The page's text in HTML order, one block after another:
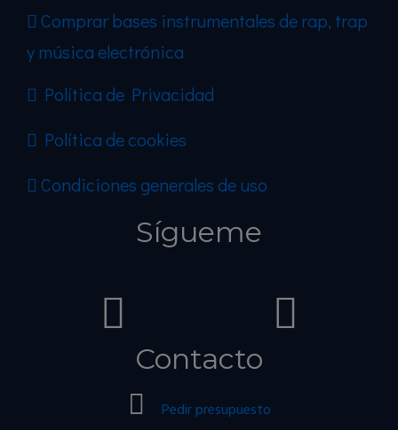
Comprar bases instrumentales de rap, trap
y música electrónica
Política de Privacidad
Política de cookies
Condiciones generales de uso
Sígueme
Contacto
Pedir presupuesto